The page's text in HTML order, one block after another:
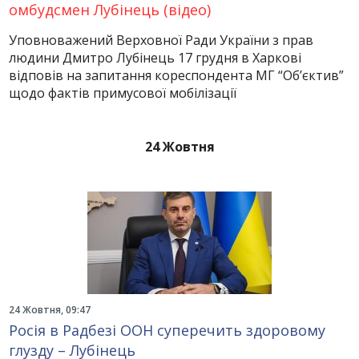
омбудсмен Лубінець (відео)
Уповноважений Верховної Ради України з прав
людини Дмитро Лубінець 17 грудня в Харкові
відповів на запитання кореспондента МГ “Об’єктив”
щодо фактів примусової мобілізації
24 Жовтня
24 Жовтня, 09:47
Росія в Радбезі ООН суперечить здоровому
глузду – Лубінець